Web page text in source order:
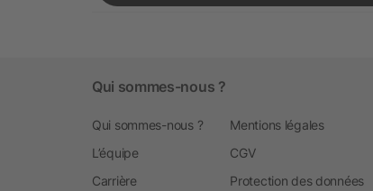
Qui sommes-nous ?
Qui sommes-nous ?
L’équipe
Carrière
Mentions légales
CGV
Protection des données